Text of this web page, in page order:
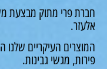
פרי מתוק מבצעת משלוחי
העיקריים שלנו הם:
מגשי גבינות.